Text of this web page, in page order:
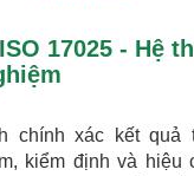
17025 - Hệ
chính xác kết quả
kiểm định và